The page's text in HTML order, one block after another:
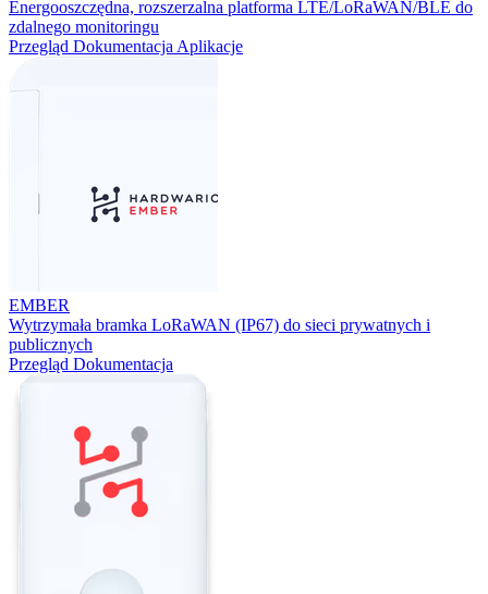
Energooszczędna, rozszerzalna platforma LTE/LoRaWAN/BLE do
zdalnego monitoringu
Przegląd Dokumentacja Aplikacje
EMBER
Wytrzymała bramka LoRaWAN (IP67) do sieci prywatnych i
publicznych
Przegląd Dokumentacja